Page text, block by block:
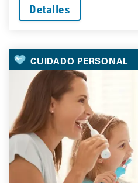
Detalles
CUIDADO PERSONAL